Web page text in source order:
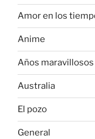
Amor en los
Anime
Años maravillosos
Australia
El pozo
General